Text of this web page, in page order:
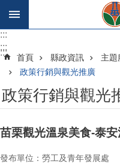
跳到主要內容區塊
:::
:::
::: 首頁 縣政資訊 主題
政策行銷與觀光推廣
政策行銷與觀光
苗栗觀光溫泉美食-泰
發布單位：勞工及青年發展處